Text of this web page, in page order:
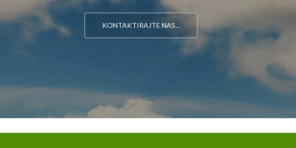
KONTAKTIRAJTE NAS...